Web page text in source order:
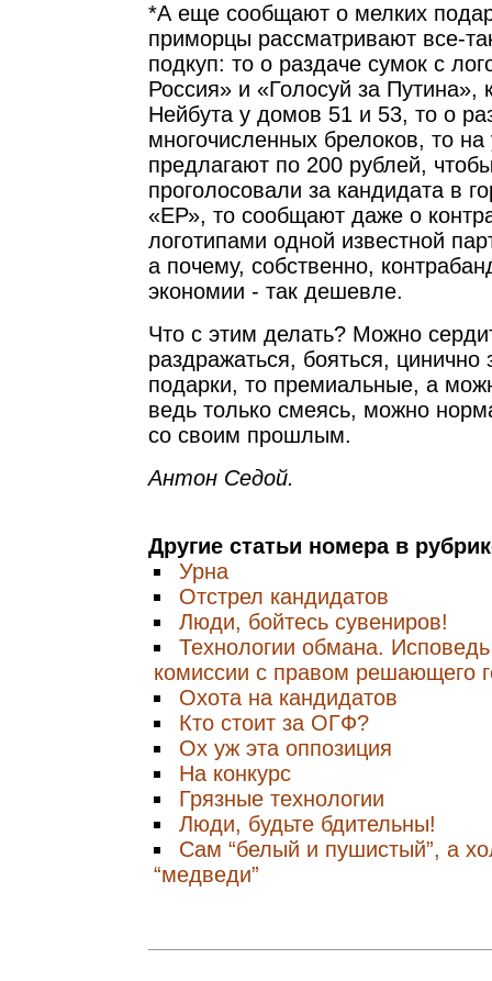
*А еще сообщают о мелких
приморцы рассматривают все-
подкуп: то о раздаче сумок с
Россия» и «Голосуй за Путина»,
Нейбута у домов 51 и 53, то о
многочисленных брелоков, то
предлагают по 200 рублей,
проголосовали за кандидата в
«ЕР», то сообщают даже о
логотипами одной известной
а почему, собственно,
экономии - так дешевле.
Что с этим делать? Можно
раздражаться, бояться, цинично
подарки, то премиальные, а
ведь только смеясь, можно
со своим прошлым.
Антон Седой.
Другие статьи номера в
Урна
Отстрел кандидатов
Люди, бойтесь сувениров!
Технологии обмана.
комиссии с правом решающего
Охота на кандидатов
Кто стоит за ОГФ?
Ох уж эта оппозиция
На конкурс
Грязные технологии
Люди, будьте бдительны!
Сам “белый и пушистый”, а
“медведи”